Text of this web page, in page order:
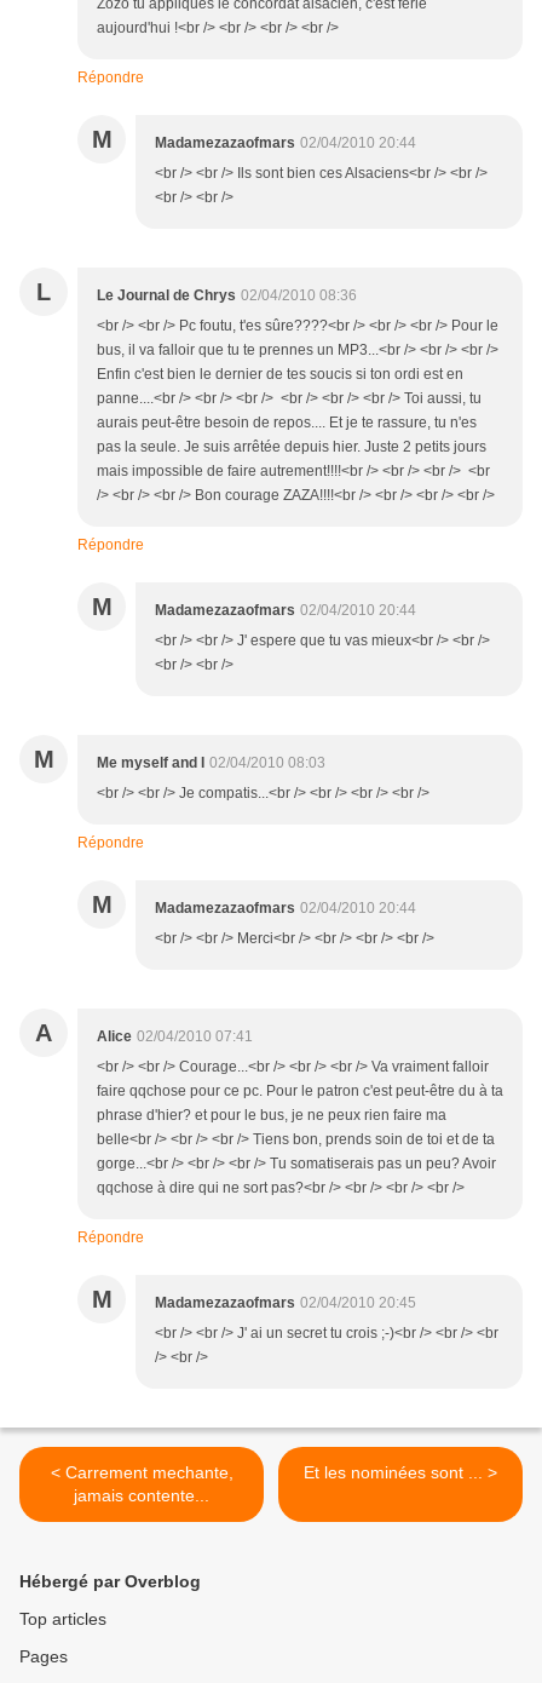
Zozo tu appliques le concordat alsacien, c'est férié
aujourd'hui !<br /> <br /> <br /> <br />
Répondre
M Madamezazaofmars 02/04/2010 20:44
<br /> <br /> Ils sont bien ces Alsaciens<br /> <br />
<br /> <br />
L Le Journal de Chrys 02/04/2010 08:36
<br /> <br /> Pc foutu, t'es sûre????<br /> <br /> <br /> Pour le
bus, il va falloir que tu te prennes un MP3...<br /> <br /> <br />
Enfin c'est bien le dernier de tes soucis si ton ordi est en
panne....<br /> <br /> <br /> <br /> <br /> <br /> Toi aussi, tu
aurais peut-être besoin de repos.... Et je te rassure, tu n'es
pas la seule. Je suis arrêtée depuis hier. Juste 2 petits jours
mais impossible de faire autrement!!!!<br /> <br /> <br /> <br
/> <br /> <br /> Bon courage ZAZA!!!!<br /> <br /> <br /> <br />
Répondre
M Madamezazaofmars 02/04/2010 20:44
<br /> <br /> J' espere que tu vas mieux<br /> <br />
<br /> <br />
M Me myself and I
02/04/2010 08:03
<br /> <br /> Je compatis...<br /> <br /> <br /> <br />
Répondre
M Madamezazaofmars 02/04/2010 20:44
<br /> <br /> Merci<br /> <br /> <br /> <br />
A Alice 02/04/2010 07:41
<br /> <br /> Courage...<br /> <br /> <br /> Va vraiment falloir
faire qqchose pour ce pc. Pour le patron c'est peut-être du à ta
phrase d'hier? et pour le bus, je ne peux rien faire ma
belle<br /> <br /> <br /> Tiens bon, prends soin de toi et de ta
gorge...<br /> <br /> <br /> Tu somatiserais pas un peu? Avoir
qqchose à dire qui ne sort pas?<br /> <br /> <br /> <br />
Répondre
M Madamezazaofmars 02/04/2010 20:45
<br /> <br /> J' ai un secret tu crois ;-)<br /> <br /> <br
/> <br />
< Carrement mechante,
jamais contente...
Et les nominées sont ... >
Hébergé par Overblog
Top articles
Pages